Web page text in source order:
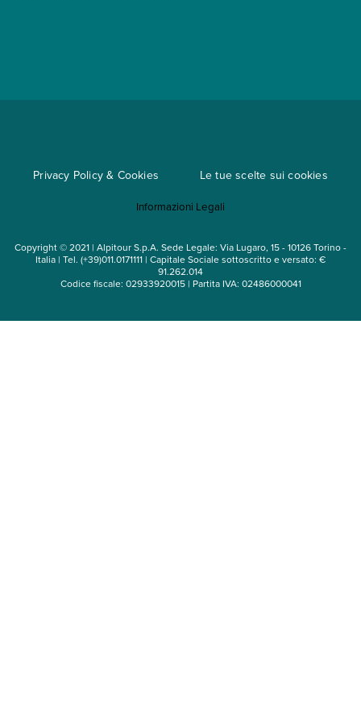
Mappa del sito
Privacy Policy & Cookies Le tue scelte sui cookies
Informazioni Legali
Copyright © 2021 | Alpitour S.p.A. Sede Legale: Via Lugaro, 15 - 10126 Torino -
Italia | Tel. (+39)011.0171111 | Capitale Sociale sottoscritto e versato: €
91.262.014
Codice fiscale: 02933920015 | Partita IVA: 02486000041